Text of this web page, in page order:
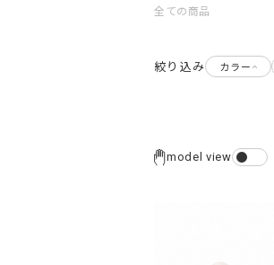
全ての商品
絞り込み カラー
model view